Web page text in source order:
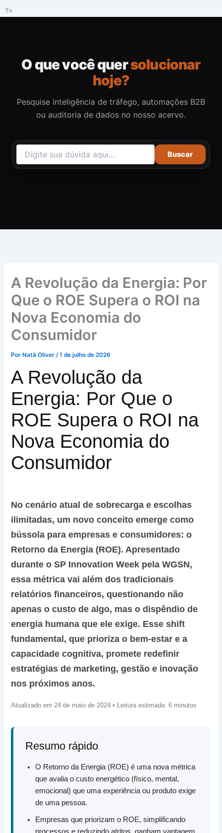
para
?>
O que você quersolucionar
hoje?
Pesquise inteligência de tráfego, automações B2B
ou auditoria de dados no nosso acervo.
Buscar
A Revolução da Energia: Por
Que o ROE Supera o ROI na
Nova Economia do
Consumidor
Por Natã Oliver/1 de julho de 2026
A Revolução da
Energia: Por Que o
ROE Supera o ROI na
Nova Economia do
Consumidor
No cenário atual de sobrecarga e escolhas
ilimitadas, um novo conceito emerge como
bússola para empresas e consumidores: o
Retorno da Energia (ROE). Apresentado
durante o SP Innovation Week pela WGSN,
essa métrica vai além dos tradicionais
relatórios financeiros, questionando não
apenas o custo de algo, mas o dispêndio de
energia humana que ele exige. Esse shift
fundamental, que prioriza o bem-estar e a
capacidade cognitiva, promete redefinir
estratégias de marketing, gestão e inovação
nos próximos anos.
Atualizado em 24 de maio de 2024 • Leitura estimada: 6 minutos
Resumo rápido
O Retorno da Energia (ROE) é uma nova métrica
que avalia o custo energético (físico, mental,
emocional) que uma experiência ou produto exige
de uma pessoa.
Empresas que priorizam o ROE, simplificando